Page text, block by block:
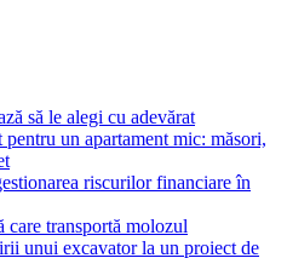
să le alegi cu adevărat
un apartament mic: măsori,
riscurilor financiare în
care transportă molozul
unui excavator la un proiect de